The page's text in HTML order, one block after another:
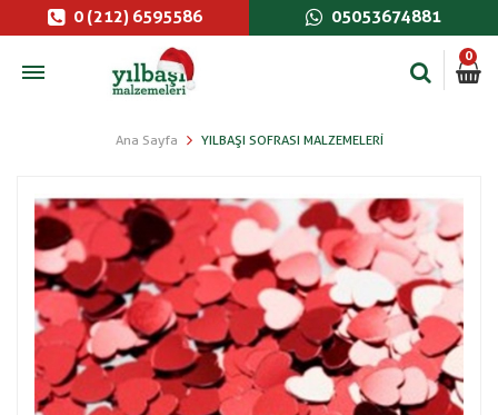
0 (212) 6595586 05053674881
0
Ana Sayfa YILBAŞI SOFRASI MALZEMELERI